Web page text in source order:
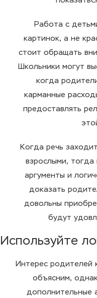
Работа с
картинок, а не
стоит обращать
Школьники могут
когда
карманные
предоставлять
Когда речь
взрослыми, тогда
аргументы и
доказать
довольны
будут
Используйте
Интерес родителей
объясним,
дополнительные